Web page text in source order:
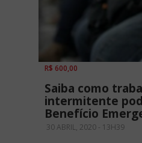
R$ 600,00
Saiba como
intermitente
Benefício
30 ABRIL, 2020 - 13H39